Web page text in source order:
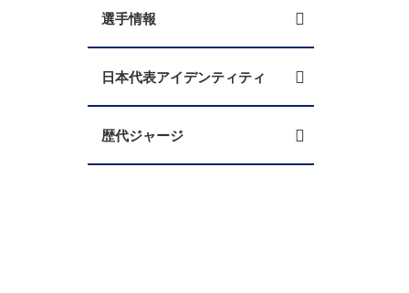
選手情報
日本代表アイデンティティ
歴代ジャージ